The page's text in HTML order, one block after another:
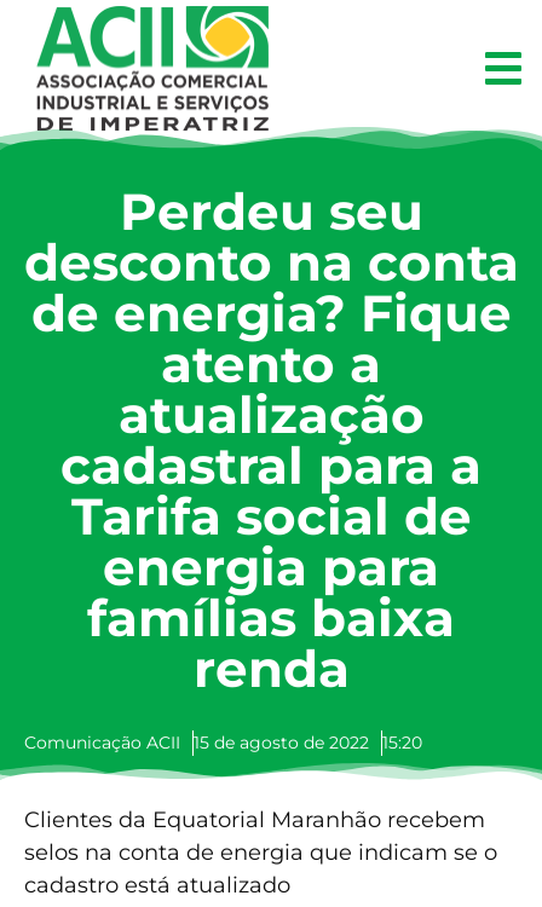
Perdeu seu
desconto na conta
de energia? Fique
atento a
atualização
cadastral para a
Tarifa social de
energia para
famílias baixa
renda
Comunicação ACII 15 de agosto de 2022 15:20
Clientes da Equatorial Maranhão recebem
selos na conta de energia que indicam se o
cadastro está atualizado